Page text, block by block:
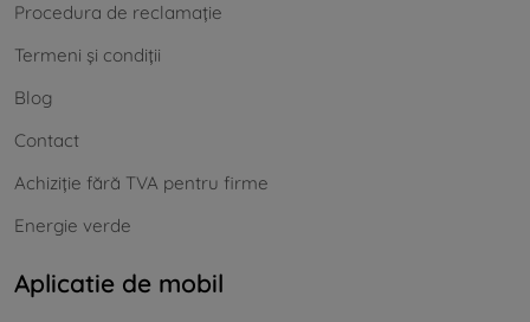
Procedura de reclamație
Termeni și condiții
Blog
Contact
Achiziție fără TVA pentru firme
Energie verde
Aplicatie de mobil